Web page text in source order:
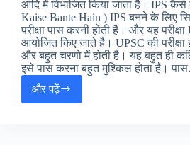
आदि में विभाजित किया जाता है। IPS कैसे
Kaise Bante Hain ) IPS बनने के लिए
परीक्षा पास करनी होती है। और यह परीक्षा
आयोजित किए जाते है। UPSC की परीक्षा
और बहुत चरणो में होती है। यह बहुत ही
इसे पास करना बहुत मुश्किल होता है।
और पढ़ेंआईपीएस
का